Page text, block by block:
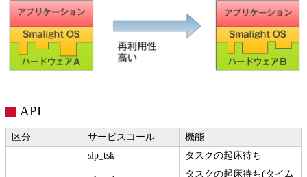
API
区分 サービスコール 機能
slp_tsk タスクの起床待ち
タスクの起床待ち(タイム